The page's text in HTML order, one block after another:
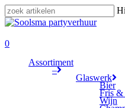
Skip
to
content
Close
0
Assortiment
–
Glaswerk
Bier
Fris &
Wijn